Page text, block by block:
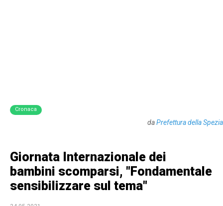
Cronaca
daPrefettura della Spezia
Giornata Internazionale dei
bambini scomparsi, "Fondamentale
sensibilizzare sul tema"